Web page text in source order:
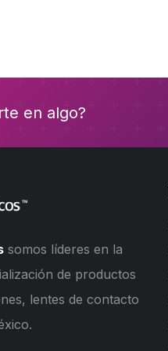
en algo?
somos líderes en la
de productos
lentes de contacto